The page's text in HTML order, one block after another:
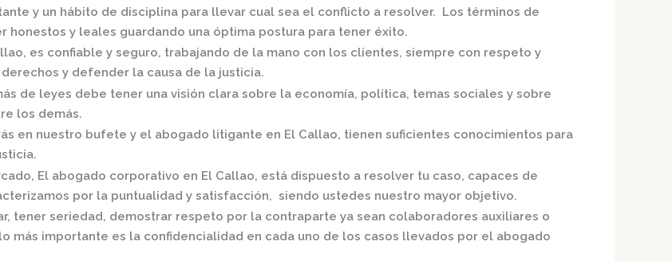
y un hábito de disciplina para llevar cual sea el conflicto a resolver. Los términos de
honestos y leales guardando una óptima postura para tener éxito.
es confiable y seguro, trabajando de la mano con los clientes, siempre con respeto y
y defender la causa de la justicia.
de leyes debe tener una visión clara sobre la economía, política, temas sociales y sobre
los demás.
en nuestro bufete y el abogado litigante en El Callao, tienen suficientes conocimientos para
, El abogado corporativo en El Callao, está dispuesto a resolver tu caso, capaces de
por la puntualidad y satisfacción, siendo ustedes nuestro mayor objetivo.
tener seriedad, demostrar respeto por la contraparte ya sean colaboradores auxiliares o
más importante es la confidencialidad en cada uno de los casos llevados por el abogado